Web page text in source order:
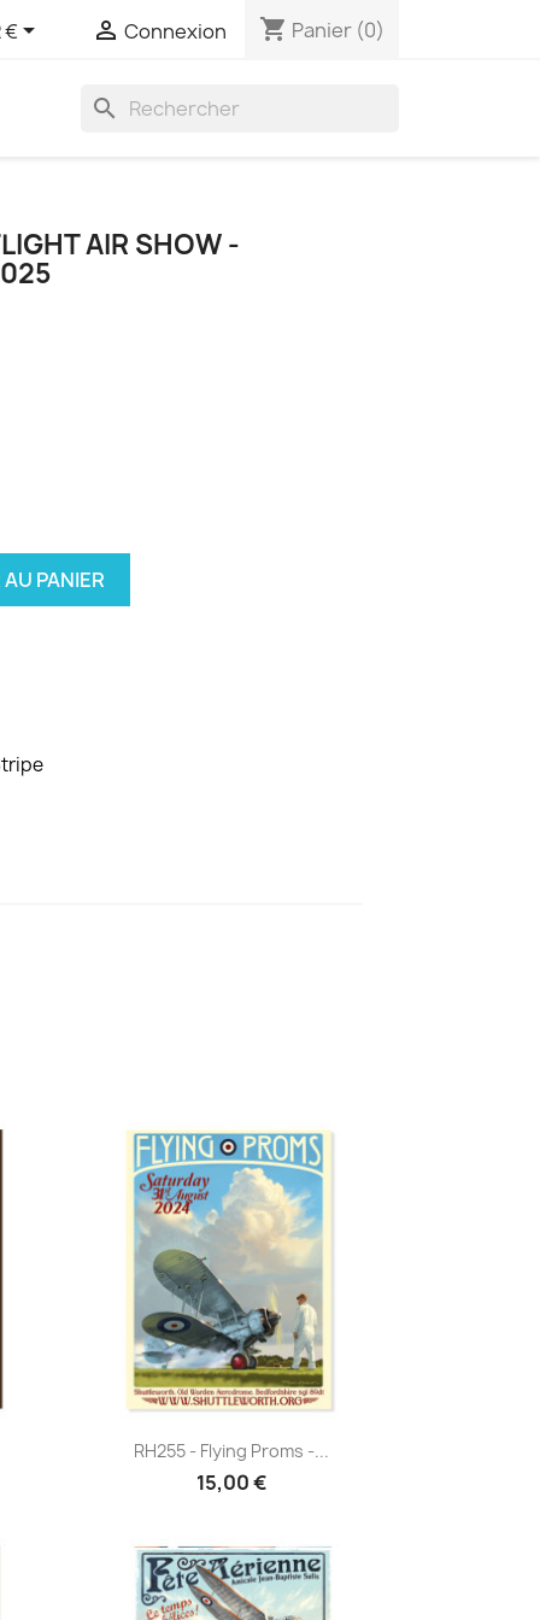
€  Connexion shopping_cart Panier (0)
search
AIR SHOW -
PANIER
Aperçu rapide
RH255 - Flying Proms -...
15,00 €